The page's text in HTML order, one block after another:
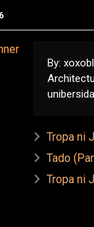
By:
Tropa ni
Tado
Tropa ni